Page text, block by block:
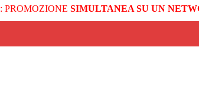
: PROMOZIONE SIMULTANEA SU UN